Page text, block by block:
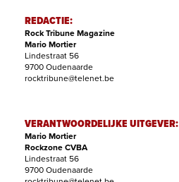
REDACTIE:
Rock Tribune Magazine
Mario Mortier
Lindestraat 56
9700 Oudenaarde
rocktribune@telenet.be
VERANTWOORDELIJKE UITGEVER:
Mario Mortier
Rockzone CVBA
Lindestraat 56
9700 Oudenaarde